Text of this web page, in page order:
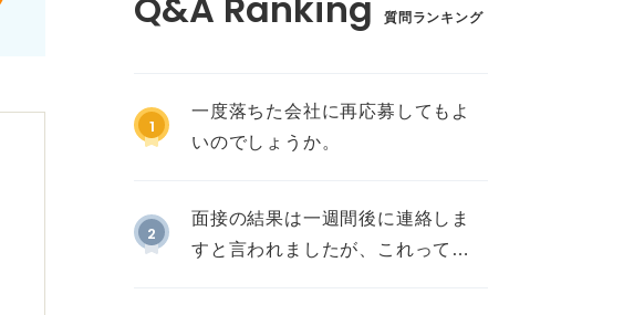
質問ランキング
1
一度落ちた会社に再応募してもよ
いのでしょうか。
2
面接の結果は一週間後に連絡しま
すと言われましたが、これって不